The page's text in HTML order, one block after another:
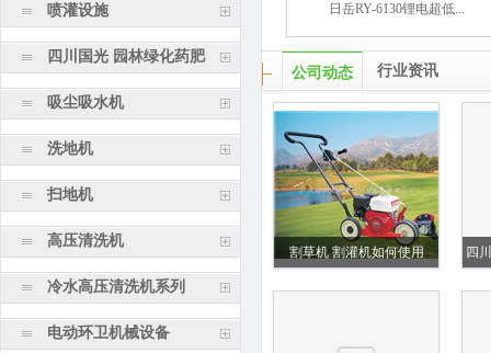
喷灌设施
四川国光 园林绿化药肥
吸尘吸水机
洗地机
扫地机
高压清洗机
冷水高压清洗机系列
电动环卫机械设备
日岳RY-6130锂电超低...
公司动态 行业资讯
割草机 割灌机如何使用 四